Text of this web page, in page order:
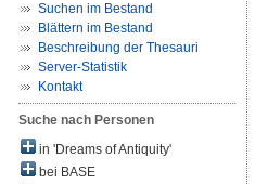
Suchen im Bestand
Blättern im Bestand
Beschreibung der Thesauri
Server-Statistik
Kontakt
Suche nach Personen
in 'Dreams of Antiquity'
bei BASE